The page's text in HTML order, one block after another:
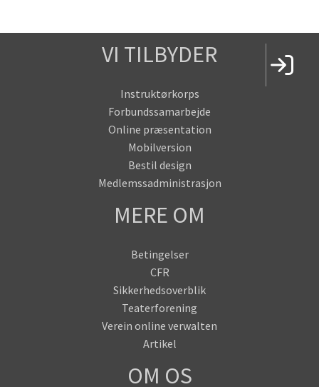
VI TILBYDER
Instruktørkorps
Forbundssamarbejde
Online præsentation
Mobilversion
Bestil design
Medlemssadministrasjon
MERE OM
Betingelser
CFR
Sikkerhedsoverblik
Teaterforening
Verein online verwalten
Artikel
OM OS